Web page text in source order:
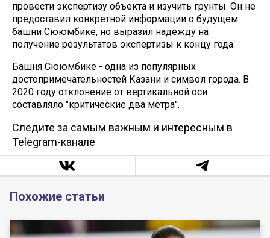
провести экспертизу объекта и изучить грунты. Он не
предоставил конкретной информации о будущем
башни Сююмбике, но выразил надежду на
получение результатов экспертизы к концу года.
Башня Сююмбике - одна из популярных
достопримечательностей Казани и символ города. В
2020 году отклонение от вертикальной оси
составляло "критические два метра".
Следите за самым важным и интересным в
Telegram-канале
Похожие статьи